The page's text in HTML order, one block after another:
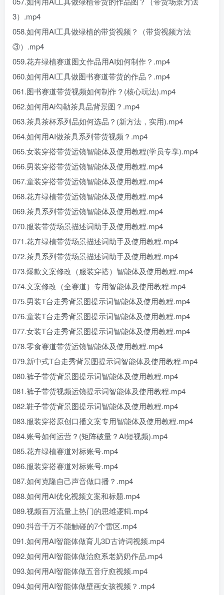
3）.mp4
058.如何用AI工具做绿植的带货视频？（带货视频方法
③）.mp4
059.花卉绿植赛道图文作品用AI如何制作？.mp4
060.如何用AI工具做图书赛道带货的作品？.mp4
061.图书赛道带货视频如何制作？(核心玩法).mp4
062.如何用Ai勾勒茶具品背景图？.mp4
063.茶具茶杯系列品如何选品？(新方法，实用).mp4
064.如何用AI做茶具系列带货视频？.mp4
065.女装穿搭带货运镜智能体及使用教程(学员专享).mp4
066.男装穿搭带货运镜智能体及使用教程.mp4
067.童装穿搭带货运镜智能体及使用教程.mp4
068.花卉绿植带货运镜智能体及使用教程.mp4
069.茶具系列带货运镜智能体及使用教程.mp4
070.服装带货场景描述词助手及使用教程.mp4
071.花卉绿植带货场景描述词助手及使用教程.mp4
072.茶具系列带货场景描述词助手及使用教程.mp4
073.爆款文案修改（服装穿搭）智能体及使用教程.mp4
074.文案修改（全赛道）专用智能体及使用教程.mp4
075.男装T台走秀背景图提示词智能体及使用教程.mp4
076.童装T台走秀背景图提示词智能体及使用教程.mp4
077.女装T台走秀背景图提示词智能体及使用教程.mp4
078.零食赛道带货运镜智能体及使用教程.mp4
079.新中式T台走秀背景图提示词智能体及使用教程.mp4
080.裤子带货背景图提示词智能体及使用教程.mp4
081.裤子带货视频运镜提示词智能体及使用教程.mp4
082.鞋子带货背景图提示词智能体及使用教程.mp4
083.服装穿搭原创口播文案专用智能体及使用教程.mp4
084.账号如何运营？(矩阵破量？AI短视频).mp4
085.花卉绿植赛道对标账号.mp4
086.服装穿搭赛道对标账号.mp4
087.如何克隆自己声音做口播？.mp4
088.如何用AI优化视频文案和标题.mp4
089.视频百万流量上热门的思维逻辑.mp4
090.抖音千万不能触碰的7个雷区.mp4
091.如何用AI智能体做育儿3D古诗词视频.mp4
092.如何用AI智能体做治愈系老奶奶作品.mp4
093.如何用AI智能体做五音疗愈视频.mp4
094.如何用AI智能体做壁画女孩视频？.mp4